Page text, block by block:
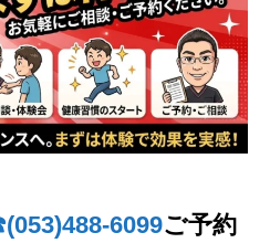
6099ご予約